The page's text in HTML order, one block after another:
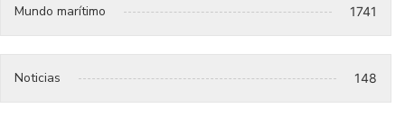
Mundo marítimo 1741
Noticias 148